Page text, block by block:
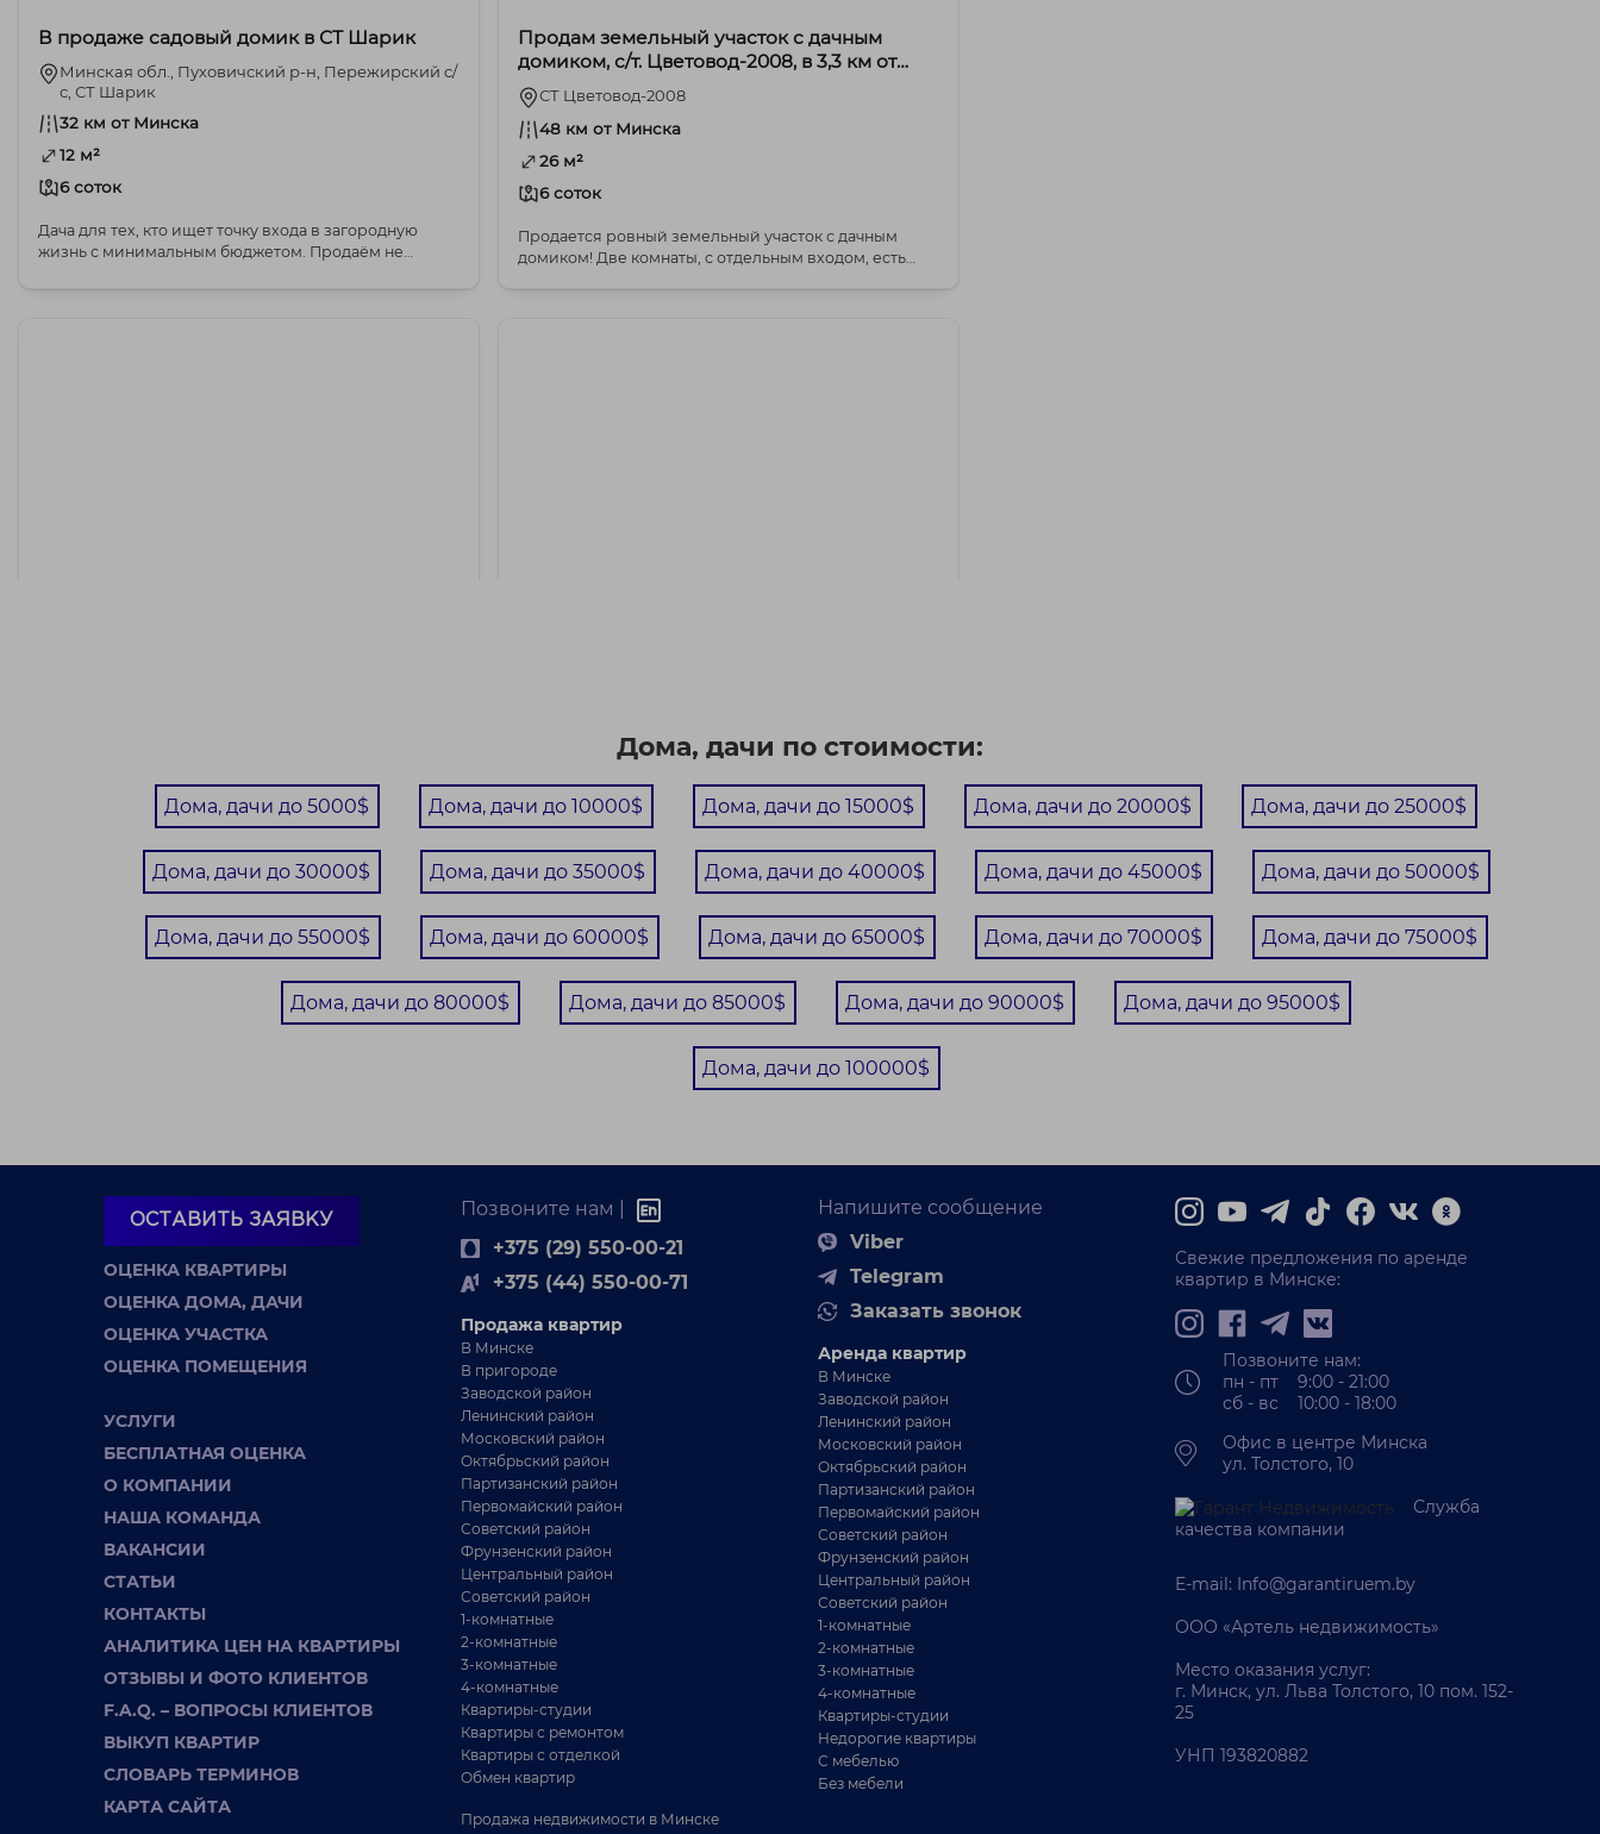
В продаже садовый домик в СТ Шарик
Минская обл., Пуховичский р-н, Пережирский c/
с, СТ Шарик
32 км от Минска
12 м²
6 соток
Дача для тех, кто ищет точку входа в загородную
жизнь с минимальным бюджетом. Продаём не
Продам земельный участок с дачным
домиком, с/т. Цветовод-2008, в 3,3 км от
г.Жодино, 48 км от МКАД
СТ Цветовод-2008
48 км от Минска
26 м²
6 соток
Продается ровный земельный участок с дачным
домиком! Две комнаты, с отдельным входом, есть
48 км от Минска
Логойска, 39 км от МКАД
37.4 м²
5 соток
Продается небольшая дача! Цена актуальна до
НОВОГО ГОДА ! Дом площадью 37,4 кв.м., 1...
Дома, дачи по стоимости:
Дома, дачи до 5000$ Дома, дачи до 10000$ Дома, дачи до 15000$ Дома, дачи до 20000$ Дома, дачи до 25000$
Дома, дачи до 30000$ Дома, дачи до 35000$ Дома, дачи до 40000$ Дома, дачи до 45000$ Дома, дачи до 50000$
Дома, дачи до 55000$ Дома, дачи до 60000$ Дома, дачи до 65000$ Дома, дачи до 70000$ Дома, дачи до 75000$
Дома, дачи до 80000$ Дома, дачи до 85000$ Дома, дачи до 90000$ Дома, дачи до 95000$
Дома, дачи до 100000$
ОСТАВИТЬ ЗАЯВКУ
ОЦЕНКА КВАРТИРЫ
ОЦЕНКА ДОМА, ДАЧИ
ОЦЕНКА УЧАСТКА
ОЦЕНКА ПОМЕЩЕНИЯ
УСЛУГИ
БЕСПЛАТНАЯ ОЦЕНКА
О КОМПАНИИ
НАША КОМАНДА
ВАКАНСИИ
СТАТЬИ
КОНТАКТЫ
АНАЛИТИКА ЦЕН НА КВАРТИРЫ
ОТЗЫВЫ И ФОТО КЛИЕНТОВ
F.A.Q. – ВОПРОСЫ КЛИЕНТОВ
ВЫКУП КВАРТИР
СЛОВАРЬ ТЕРМИНОВ
КАРТА САЙТА
Позвоните нам |
+375 (29) 550-00-21
+375 (44) 550-00-71
Продажа квартир
В Минске
В пригороде
Заводской район
Ленинский район
Московский район
Октябрьский район
Партизанский район
Первомайский район
Советский район
Фрунзенский район
Центральный район
Советский район
1-комнатные
2-комнатные
3-комнатные
4-комнатные
Квартиры-студии
Квартиры с ремонтом
Квартиры с отделкой
Обмен квартир
Продажа недвижимости в Минске
Напишите сообщение
Viber
Telegram
Заказать звонок
Аренда квартир
В Минске
Заводской район
Ленинский район
Московский район
Октябрьский район
Партизанский район
Первомайский район
Советский район
Фрунзенский район
Центральный район
Советский район
1-комнатные
2-комнатные
3-комнатные
4-комнатные
Квартиры-студии
Недорогие квартиры
С мебелью
Без мебели
Свежие предложения по аренде
квартир в Минске:
Позвоните нам:
пн - пт 9:00 - 21:00
сб - вс 10:00 - 18:00
Офис в центре Минска
ул. Толстого, 10
Служба
качества компании
E-mail: Info@garantiruem.by
ООО «Артель недвижимость»
Место оказания услуг:
г. Минск, ул. Льва Толстого, 10 пом. 152-
25
УНП 193820882